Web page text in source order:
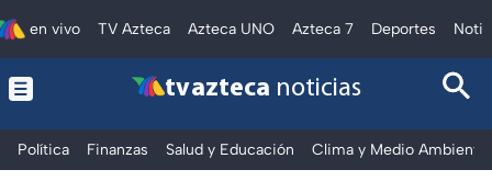
en vivo TV Azteca Azteca UNO Azteca 7 Deportes
tv azteca noticias
Política Finanzas Salud y Educación Clima y Medio Ambiente